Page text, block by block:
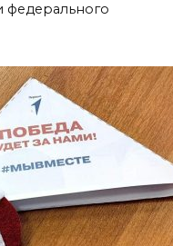
федерального